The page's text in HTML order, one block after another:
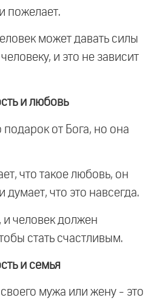
пожелает.
может давать силы
и это не зависит
и любовь
от Бога, но она
что такое любовь, он
что это навсегда.
и человек должен
стать счастливым.
и семья
мужа или жену - это